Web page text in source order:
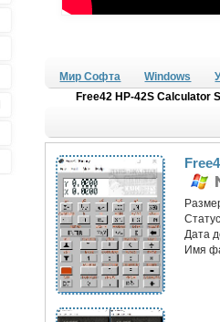
Мир Софта Windows
Free42 HP-42S Calculator
Дата
Имя